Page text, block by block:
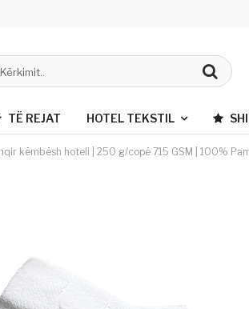
TË REJAT HOTEL TEKSTIL
këmbësh hoteli | 250 g/copë 715 GSM | 100%